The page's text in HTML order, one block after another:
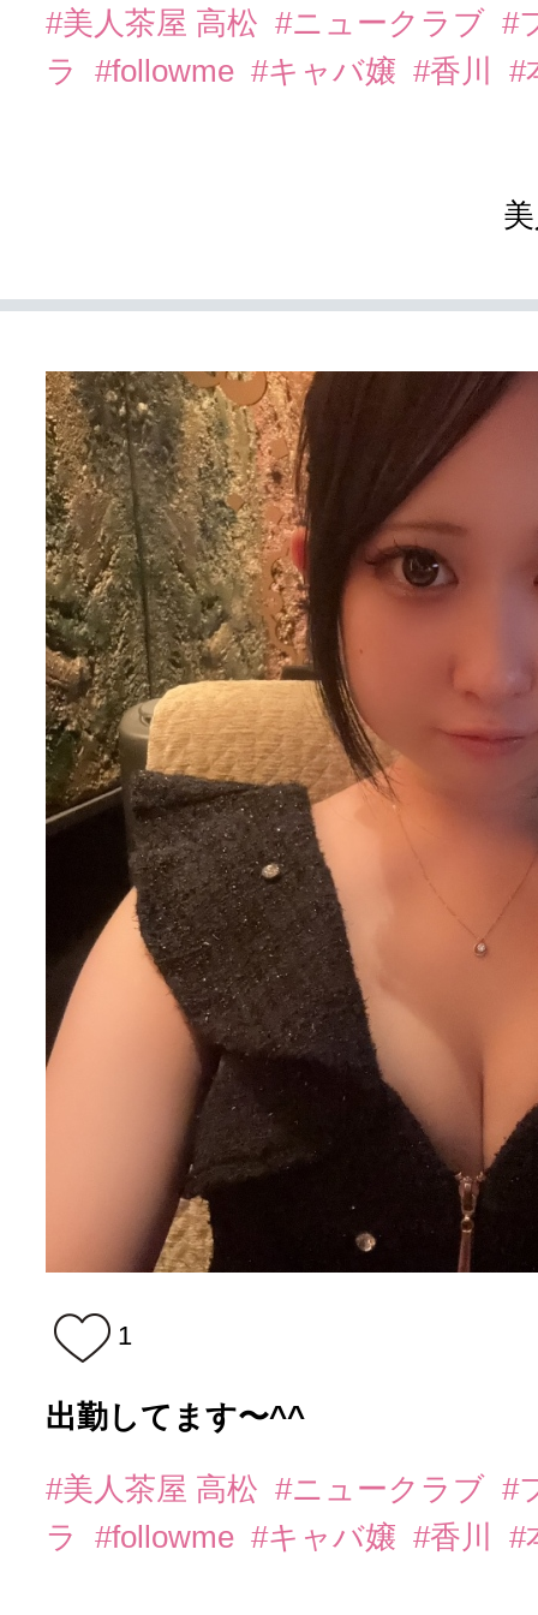
#美人茶屋 高松 #ニュークラブ #
ラ
#followme #キャバ嬢 #香川 #
1
出勤してます〜^^
#美人茶屋 高松 #ニュークラブ #
ラ
#followme #キャバ嬢 #香川 #